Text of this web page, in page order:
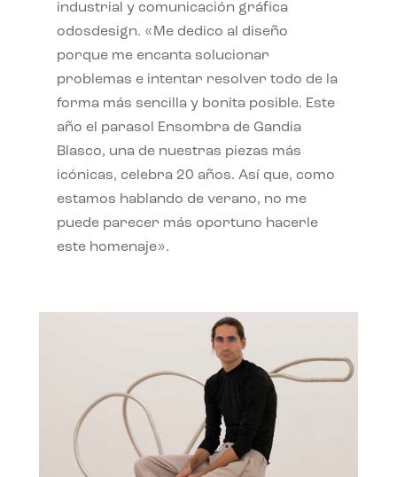
industrial y comunicación gráfica
odosdesign. «Me dedico al diseño
porque me encanta solucionar
problemas e intentar resolver todo de la
forma más sencilla y bonita posible. Este
año el parasol Ensombra de Gandia
Blasco, una de nuestras piezas más
icónicas, celebra 20 años. Así que, como
estamos hablando de verano, no me
puede parecer más oportuno hacerle
este homenaje».